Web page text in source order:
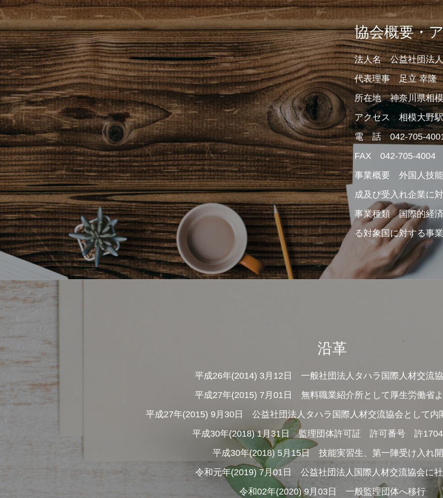
協会概要・
法人名 公益社団法
代表理事 足立 幸隆
所在地 神奈川県相
アクセス 相模大野
電 話 042-705-
FAX 042-705-4004
事業概要 外国人技能
成及び受入れ企業に
事業種類 国際的経済
る対象国に対する事
沿革
平成26年(2014) 3月12日 一般社団法人タハラ国際人材交流
平成27年(2015) 7月01日 無料職業紹介所として厚生労働省
平成27年(2015) 9月30日 公益社団法人タハラ国際人材交流協会として内
平成30年(2018) 1月31日 監理団体許可証 許可番号 許
平成30年(2018) 5月15日 技能実習生、第一陣受け入れ
令和元年(2019) 7月01日 公益社団法人国際人材交流協会に
令和02年(2020) 9月03日 一般監理団体へ移行